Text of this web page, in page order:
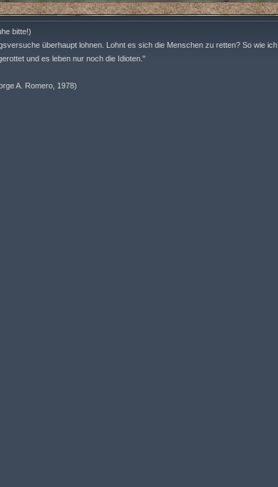
bitte!)
überhaupt lohnen. Lohnt es sich die Menschen zu retten? So wie ich
und es leben nur noch die Idioten."
A. Romero, 1978)